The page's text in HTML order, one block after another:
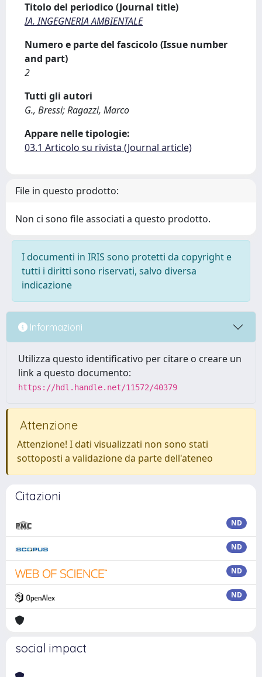
Titolo del periodico (Journal title)
IA. INGEGNERIA AMBIENTALE
Numero e parte del fascicolo (Issue number
and part)
2
Tutti gli autori
G., Bressi; Ragazzi, Marco
Appare nelle tipologie:
03.1 Articolo su rivista (Journal article)
File in questo prodotto:
Non ci sono file associati a questo prodotto.
I documenti in IRIS sono protetti da copyright e
tutti i diritti sono riservati, salvo diversa
indicazione
Informazioni
Utilizza questo identificativo per citare o creare un
link a questo documento:
https://hdl.handle.net/11572/40379
Attenzione
Attenzione! I dati visualizzati non sono stati
sottoposti a validazione da parte dell'ateneo
Citazioni
ND
ND
ND
ND
social impact